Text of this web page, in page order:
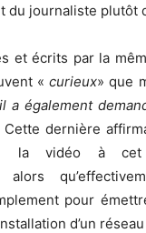
du journaliste plutôt
écrits par la
« curieux» que
il a également
Cette dernière
la vidéo à
alors
pour
d’un réseau